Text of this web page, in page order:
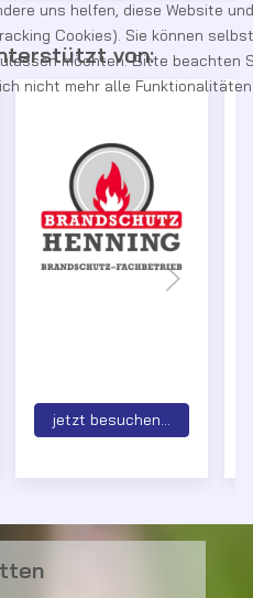
von:
jetzt besuchen...
uns helfen, diese Website
Cookies). Sie können selbst
möchten. Bitte beachten
nicht mehr alle